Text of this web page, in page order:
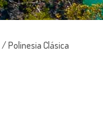
/ Polinesia Clásica